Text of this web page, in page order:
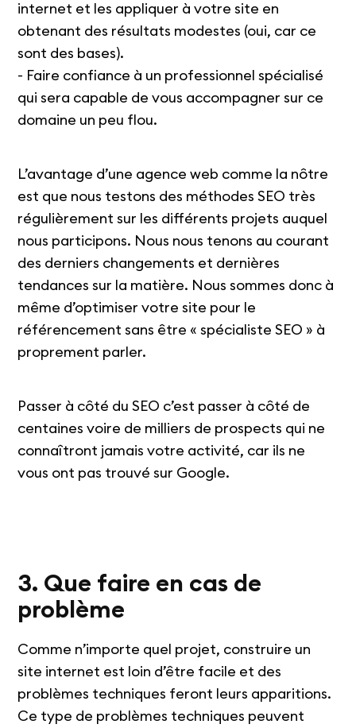
internet et les appliquer à votre site en
obtenant des résultats modestes (oui, car ce
sont des bases).
- Faire confiance à un professionnel spécialisé
qui sera capable de vous accompagner sur ce
domaine un peu flou.
L’avantage d’une agence web comme la nôtre
est que nous testons des méthodes SEO très
régulièrement sur les différents projets auquel
nous participons. Nous nous tenons au courant
des derniers changements et dernières
tendances sur la matière. Nous sommes donc à
même d’optimiser votre site pour le
référencement sans être « spécialiste SEO » à
proprement parler.
Passer à côté du SEO c’est passer à côté de
centaines voire de milliers de prospects qui ne
connaîtront jamais votre activité, car ils ne
vous ont pas trouvé sur Google.
3. Que faire en cas de
problème
Comme n’importe quel projet, construire un
site internet est loin d’être facile et des
problèmes techniques feront leurs apparitions.
Ce type de problèmes techniques peuvent